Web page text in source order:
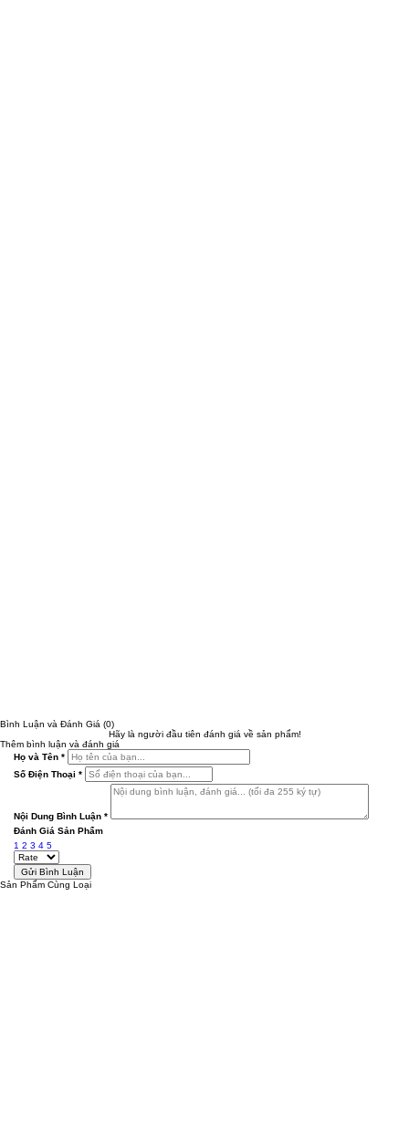
Bình Luận và Đánh Giá (0)
Hãy là người đầu tiên đánh giá về sản phẩm!
Thêm bình luận và đánh giá
Họ và Tên *
Số Điện Thoại *
Nội Dung Bình Luận *
Đánh Giá Sản Phẩm
1 2 3 4 5
Sản Phẩm Cùng Loại